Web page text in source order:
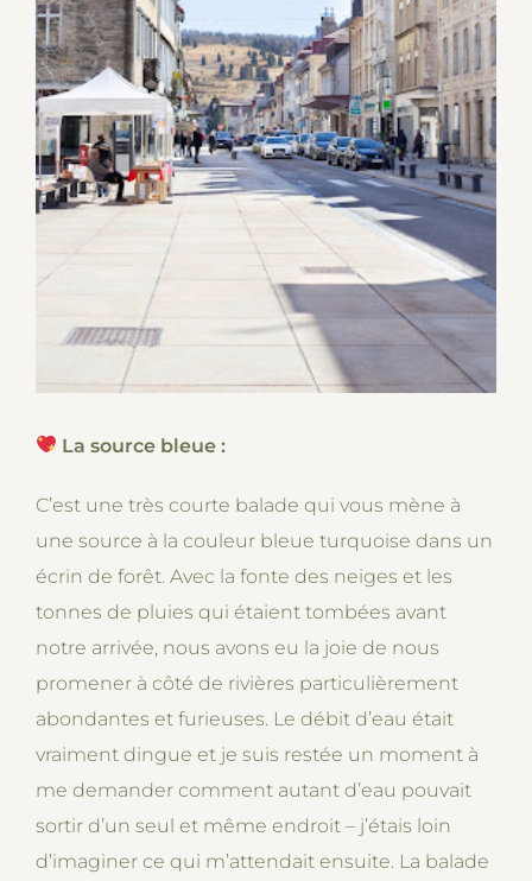
La source bleue :
C’est une très courte balade qui vous mène à
une source à la couleur bleue turquoise dans un
écrin de forêt. Avec la fonte des neiges et les
tonnes de pluies qui étaient tombées avant
notre arrivée, nous avons eu la joie de nous
promener à côté de rivières particulièrement
abondantes et furieuses. Le débit d’eau était
vraiment dingue et je suis restée un moment à
me demander comment autant d’eau pouvait
sortir d’un seul et même endroit – j’étais loin
d’imaginer ce qui m’attendait ensuite. La balade